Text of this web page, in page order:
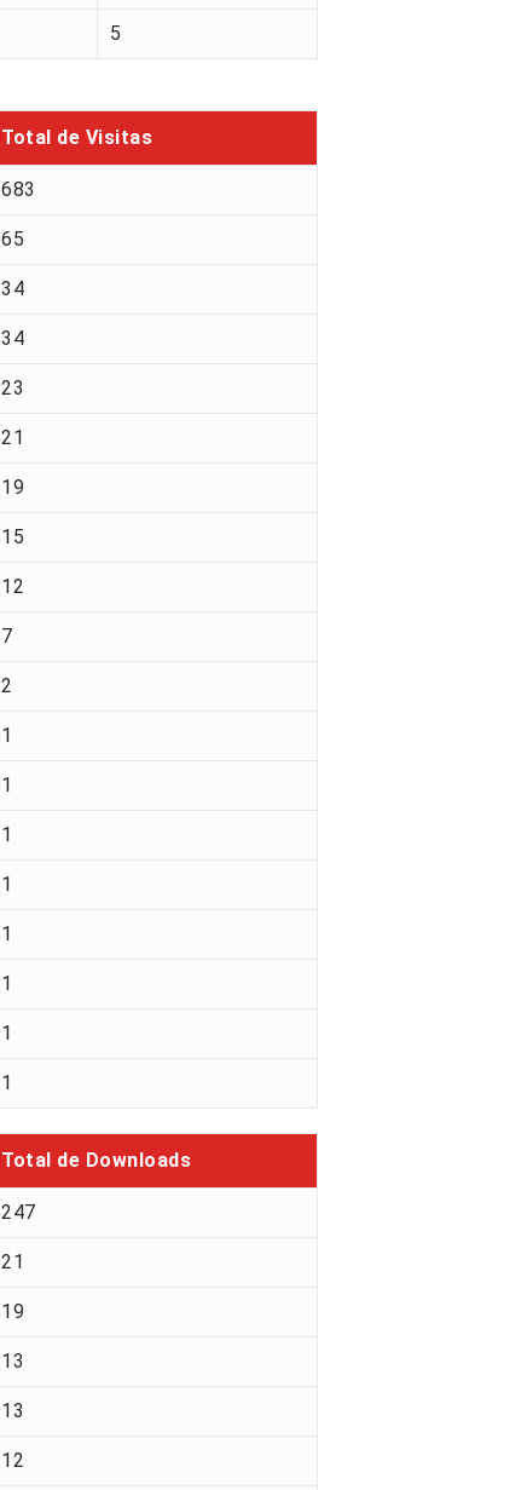
5
Total de Visitas
683
65
34
34
23
21
19
15
12
7
2
1
1
1
1
1
1
1
1
Total de Downloads
247
21
19
13
13
12